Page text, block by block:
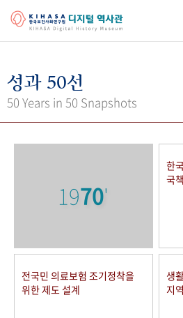
걸어온 길 기관 변천사
키워드로 보는 연구 역사
사진 아카이브 문서 기록물 행정
50+1 주년 기념
성과 50선
50 Years in 50 Snapshots
1970'
한
국
전국민 의료보험 조기정착을
위한 제도 설계
생
지